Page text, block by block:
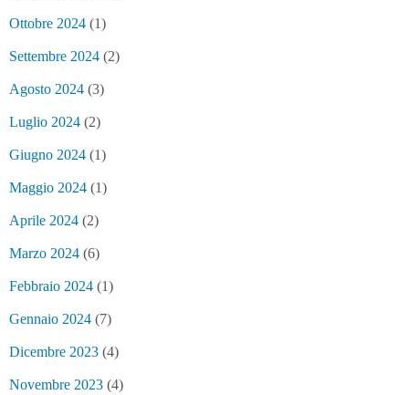
Ottobre 2024 (1)
Settembre 2024 (2)
Agosto 2024 (3)
Luglio 2024 (2)
Giugno 2024 (1)
Maggio 2024 (1)
Aprile 2024 (2)
Marzo 2024 (6)
Febbraio 2024 (1)
Gennaio 2024 (7)
Dicembre 2023 (4)
Novembre 2023 (4)